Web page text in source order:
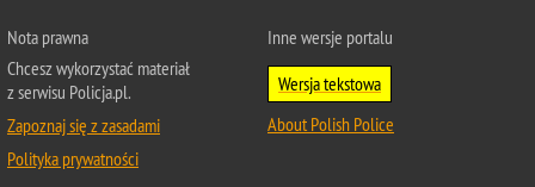
Nota prawna
Chcesz wykorzystać materiał
z serwisu Policja.pl.
Zapoznaj się z zasadami
Polityka prywatności
Inne wersje portalu
Wersja tekstowa
About Polish Police